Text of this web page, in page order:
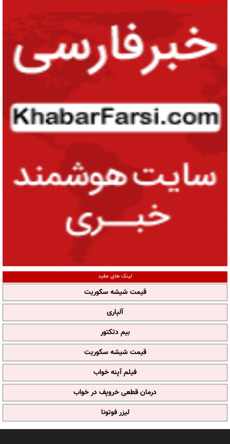
لینک های مفید
قیمت شیشه سکوریت
آلپاری
بیم دتکتور
قیمت شیشه سکوریت
فیلم آپنه خواب
درمان قطعی خروپف در خواب
لیزر فوتونا